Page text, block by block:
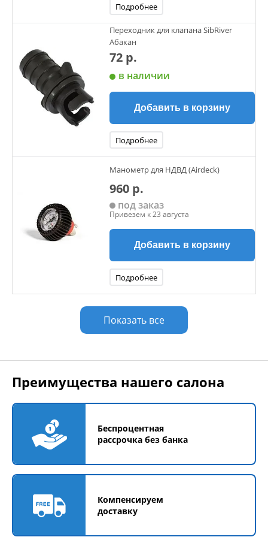
Подробнее
Переходник для клапана SibRiver
Абакан
72 р.
в наличии
Добавить в корзину
Подробнее
Манометр для НДВД (Airdeck)
960 р.
под заказ
Привезем к 23 августа
Добавить в корзину
Подробнее
Показать все
Преимущества нашего салона
Беспроцентная
рассрочка без банка
Компенсируем
доставку